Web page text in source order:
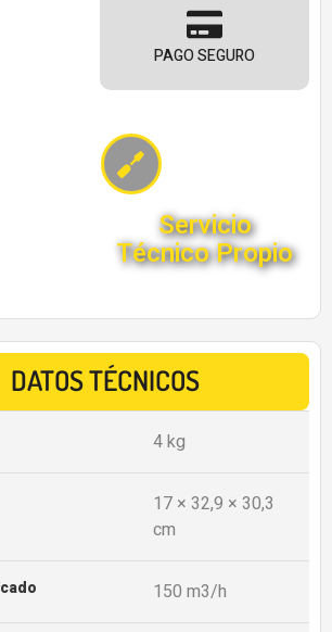
PAGO SEGURO
Servicio
Técnico Propio
DATOS TÉCNICOS
4 kg
17 × 32,9 × 30,3
cm
150 m3/h